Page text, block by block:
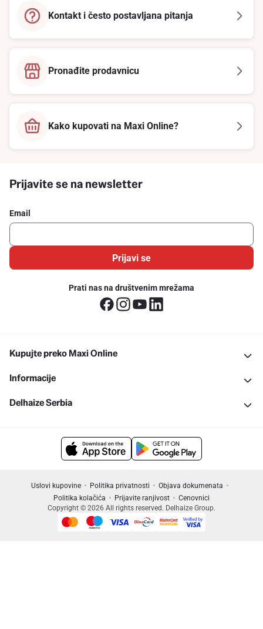
Kontakt i često postavljana pitanja
Pronađite prodavnicu
Kako kupovati na Maxi Online?
Prijavite se na newsletter
Email
Prijavi se
Prati nas na društvenim mrežama
Kupujte preko Maxi Online
Informacije
Delhaize Serbia
Uslovi kupovine Politika privatnosti
Objava dokumenata
Politika kolačića
Prijavite ranjivost
Cenovnici
Copyright © 2026 All rights reserved. Delhaize Group.